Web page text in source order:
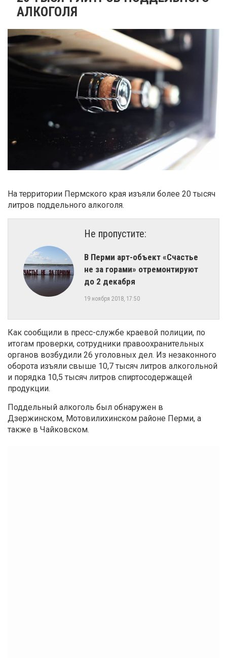
АЛКОГОЛЯ
На территории Пермского края изъяли более 20 тысяч
литров поддельного алкоголя.
Не пропустите:
​В Перми арт-объект «Счастье
не за горами» отремонтируют
до 2 декабря
19 ноября 2018, 17:50
Как сообщили в пресс-службе краевой полиции, по
итогам проверки, сотрудники правоохранительных
органов возбудили 26 уголовных дел. Из незаконного
оборота изъяли свыше 10,7 тысяч литров алкогольной
и порядка 10,5 тысяч литров спиртосодержащей
продукции.
Поддельный алкоголь был обнаружен в
Дзержинском, Мотовилихинском районе Перми, а
также в Чайковском.